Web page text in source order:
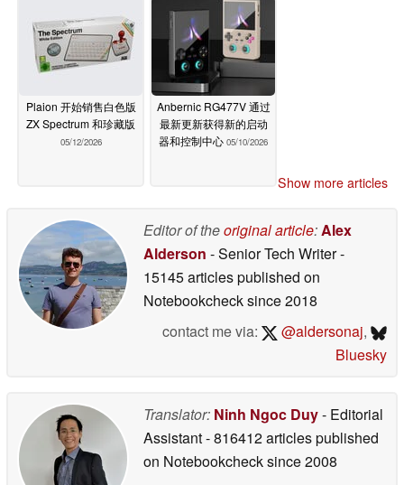
Plaion 开始销售白色版
ZX Spectrum 和珍藏版
05/12/2026
Anbernic RG477V 通过
最新更新获得新的启动
器和控制中心 05/10/2026
Show more articles
Editor of theoriginal article:Alex
Alderson - Senior Tech Writer-
15145 articles published on
Notebookchecksince 2018
contact me via:
@aldersonaj,
Bluesky
Translator: Ninh Ngoc Duy- Editorial
Assistant- 816412 articles published
on Notebookchecksince 2008